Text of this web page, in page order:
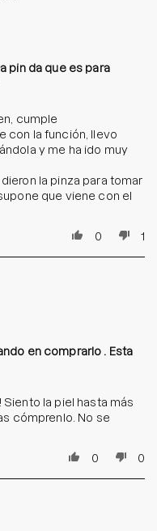
pin da que es para
cumple
con la función, llevo
y me ha ido muy
la pinza para tomar
que viene con el
0
1
en comprarlo . Esta
Siento la piel hasta más
cómprenlo. No se
0
0